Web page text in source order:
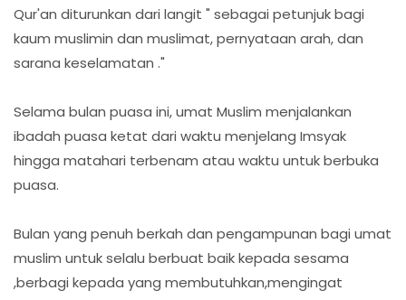
Qur'an diturunkan dari langit " sebagai petunjuk bagi
kaum muslimin dan muslimat, pernyataan arah, dan
sarana keselamatan ."
Selama bulan puasa ini, umat Muslim menjalankan
ibadah puasa ketat dari waktu menjelang Imsyak
hingga matahari terbenam atau waktu untuk berbuka
puasa.
Bulan yang penuh berkah dan pengampunan bagi umat
muslim untuk selalu berbuat baik kepada sesama
,berbagi kepada yang membutuhkan,mengingat